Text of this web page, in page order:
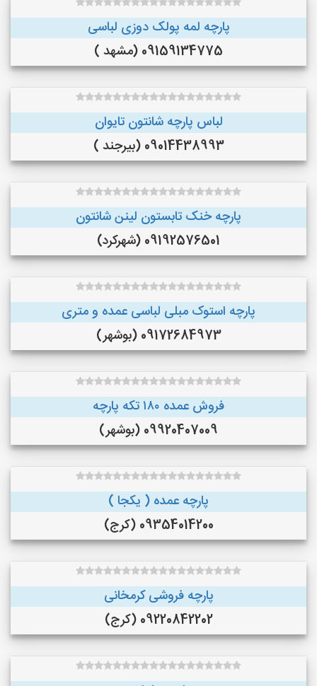
پارچه لمه پولک دوزی لباسی
09159134775 (مشهد )
لباس پارچه شانتون تایوان
09014438993 (بیرجند )
پارچه خنک تابستون لینن شانتون
09192576501 (شهرکرد)
پارچه استوک مبلی لباسی عمده و متری
09172684973 (بوشهر)
فروش عمده ۱۸۰ تکه پارچه
09920407009 (بوشهر)
پارچه عمده ( یکجا )
09354014200 (کرج)
پارچه فروشی کرمخانی
09220842202 (کرج)